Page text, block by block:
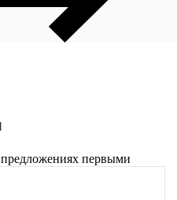
первыми